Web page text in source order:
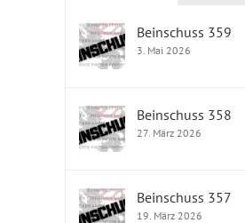
Beinschuss 359
3. Mai 2026
Beinschuss 358
27. März 2026
Beinschuss 357
19. März 2026